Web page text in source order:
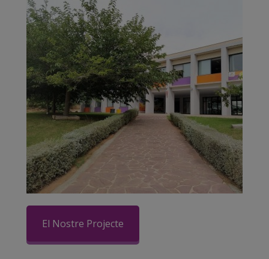
El Nostre Projecte